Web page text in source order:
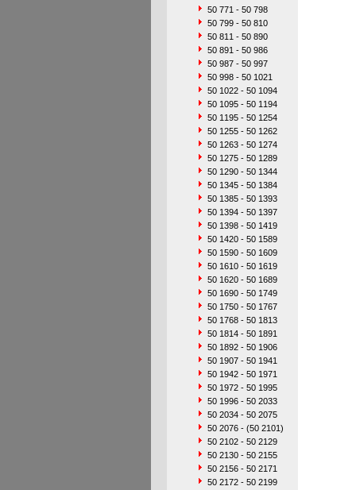
50 771 - 50 798
50 799 - 50 810
50 811 - 50 890
50 891 - 50 986
50 987 - 50 997
50 998 - 50 1021
50 1022 - 50 1094
50 1095 - 50 1194
50 1195 - 50 1254
50 1255 - 50 1262
50 1263 - 50 1274
50 1275 - 50 1289
50 1290 - 50 1344
50 1345 - 50 1384
50 1385 - 50 1393
50 1394 - 50 1397
50 1398 - 50 1419
50 1420 - 50 1589
50 1590 - 50 1609
50 1610 - 50 1619
50 1620 - 50 1689
50 1690 - 50 1749
50 1750 - 50 1767
50 1768 - 50 1813
50 1814 - 50 1891
50 1892 - 50 1906
50 1907 - 50 1941
50 1942 - 50 1971
50 1972 - 50 1995
50 1996 - 50 2033
50 2034 - 50 2075
50 2076 - (50 2101)
50 2102 - 50 2129
50 2130 - 50 2155
50 2156 - 50 2171
50 2172 - 50 2199